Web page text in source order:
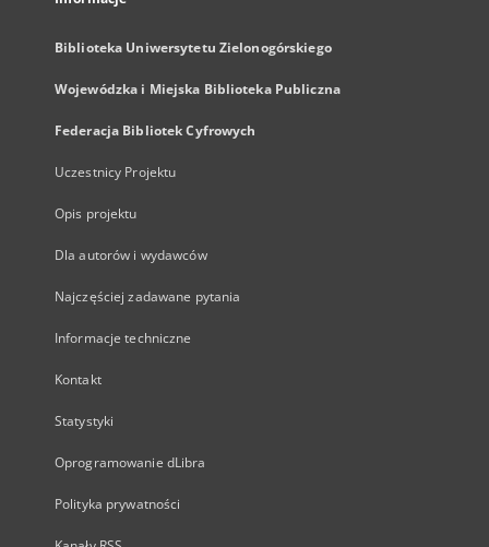
Biblioteka Uniwersytetu Zielonogórskiego
Wojewódzka i Miejska Biblioteka Publiczna
Federacja Bibliotek Cyfrowych
Uczestnicy Projektu
Opis projektu
Dla autorów i wydawców
Najczęściej zadawane pytania
Informacje techniczne
Kontakt
Statystyki
Oprogramowanie dLibra
Polityka prywatności